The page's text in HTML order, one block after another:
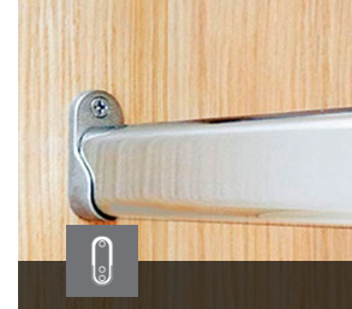
y apertura de puertas en muebles.